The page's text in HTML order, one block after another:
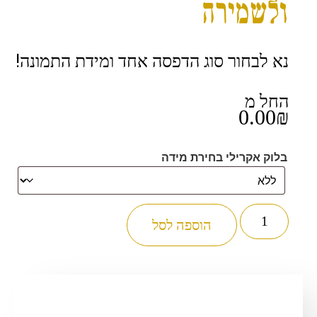
ולשמירה
נא לבחור סוג הדפסה אחד ומידת התמונה!
החל מ
0.00₪
בלוק אקרילי בחירת מידה
כמות
של
2868
הוספה לסל